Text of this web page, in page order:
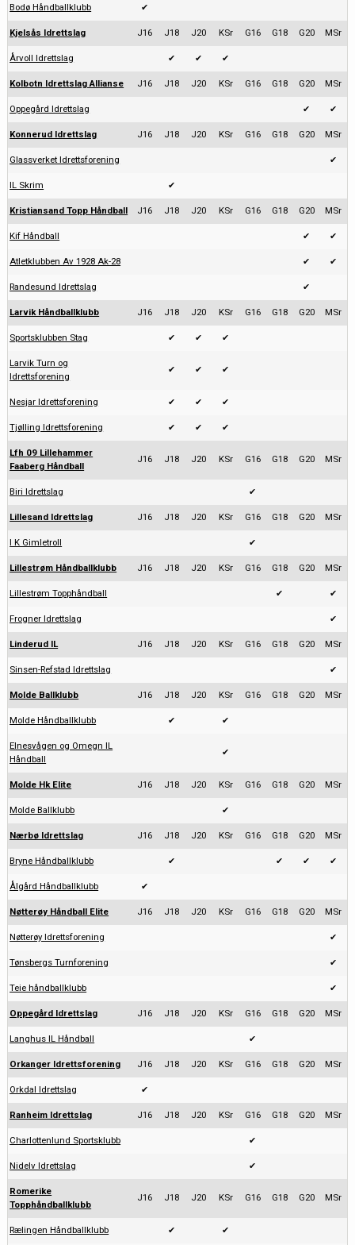
Bodø Håndballklubb ✔
Kjelsås Idrettslag J16 J18 J20 KSr G16 G18 G20 MSr
Årvoll Idrettslag ✔ ✔ ✔
Kolbotn Idrettslag Allianse J16 J18 J20 KSr G16 G18 G20 MSr
Oppegård Idrettslag ✔ ✔
Konnerud Idrettslag J16 J18 J20 KSr G16 G18 G20 MSr
Glassverket Idrettsforening ✔
IL Skrim ✔
Kristiansand Topp Håndball J16 J18 J20 KSr G16 G18 G20 MSr
Kif Håndball ✔ ✔
Atletklubben Av 1928 Ak-28 ✔ ✔
Randesund Idrettslag ✔
Larvik Håndballklubb J16 J18 J20 KSr G16 G18 G20 MSr
Sportsklubben Stag ✔ ✔ ✔
Larvik Turn og
Idrettsforening
✔ ✔ ✔
Nesjar Idrettsforening ✔ ✔ ✔
Tjølling Idrettsforening ✔ ✔ ✔
Lfh 09 Lillehammer
Faaberg Håndball
J16 J18 J20 KSr G16 G18 G20 MSr
Biri Idrettslag ✔
Lillesand Idrettslag J16 J18 J20 KSr G16 G18 G20 MSr
I K Gimletroll ✔
Lillestrøm Håndballklubb J16 J18 J20 KSr G16 G18 G20 MSr
Lillestrøm Topphåndball ✔ ✔
Frogner Idrettslag ✔
Linderud IL J16 J18 J20 KSr G16 G18 G20 MSr
Sinsen-Refstad Idrettslag ✔
Molde Ballklubb J16 J18 J20 KSr G16 G18 G20 MSr
Molde Håndballklubb ✔ ✔
Elnesvågen og Omegn IL
Håndball
✔
Molde Hk Elite J16 J18 J20 KSr G16 G18 G20 MSr
Molde Ballklubb ✔
Nærbø Idrettslag J16 J18 J20 KSr G16 G18 G20 MSr
Bryne Håndballklubb ✔ ✔ ✔ ✔
Ålgård Håndballklubb ✔
Nøtterøy Håndball Elite J16 J18 J20 KSr G16 G18 G20 MSr
Nøtterøy Idrettsforening ✔
Tønsbergs Turnforening ✔
Teie håndballklubb ✔
Oppegård Idrettslag J16 J18 J20 KSr G16 G18 G20 MSr
Langhus IL Håndball ✔
Orkanger Idrettsforening J16 J18 J20 KSr G16 G18 G20 MSr
Orkdal Idrettslag ✔
Ranheim Idrettslag J16 J18 J20 KSr G16 G18 G20 MSr
Charlottenlund Sportsklubb ✔
Nidelv Idrettslag ✔
Romerike
Topphåndballklubb
J16 J18 J20 KSr G16 G18 G20 MSr
Rælingen Håndballklubb ✔ ✔